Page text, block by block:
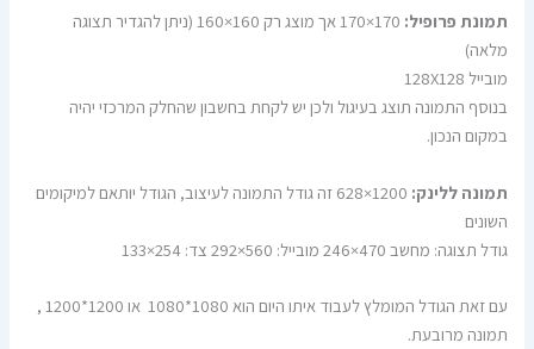
תמונת פרופיל:
170×170 אך מוצג רק 160×160 (ניתן להגדיר תצוגה
מלאה)
מובייל 128X128
בנוסף התמונה תוצג בעיגול ולכן יש לקחת בחשבון שהחלק המרכזי יהיה
במקום הנכון.
תמונה ללינק:
1200×628 זה גודל התמונה לעיצוב, הגודל יותאם למיקומים
השונים
גודל תצוגה: מחשב 470×246 מובייל: 560×292 צד: 254×133
עם זאת הגודל המומלץ לעבוד איתו היום הוא 1080*1080 או 1200*1200 ,
תמונה מרובעת.